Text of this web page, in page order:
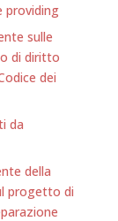
providing
sulle
di diritto
dei
da
della
progetto di